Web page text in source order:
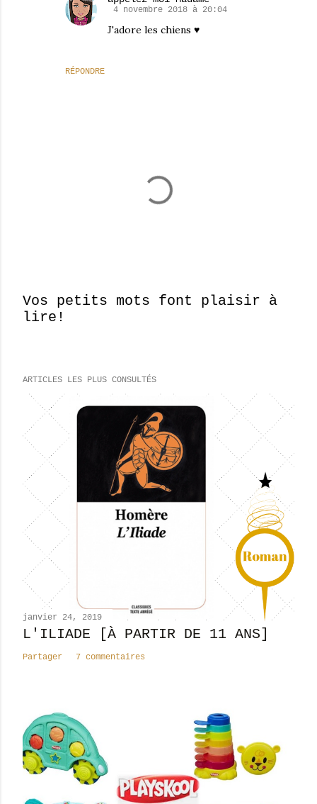
RÉPONDRE
4 novembre 2018 à 20:04
J'adore les chiens ♥
E
g
t
r
c
m
n
t
i
Vos petits mots font plaisir à
lire!
ARTICLES LES PLUS CONSULTÉS
janvier 24, 2019
L'ILIADE [À PARTIR DE 11 ANS]
Partager 7 commentaires